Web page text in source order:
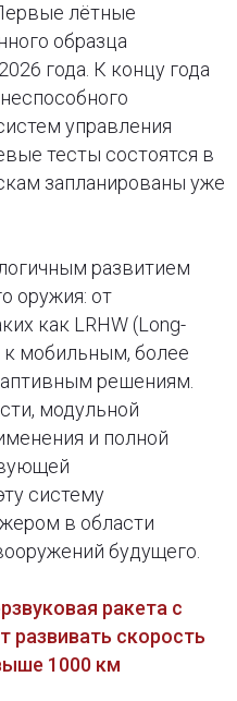
лётные
образца
года. К концу года
управления
тесты состоятся в
запланированы уже
развитием
оружия: от
как LRHW (Long-
к мобильным, более
решениям.
модульной
и полной
систему
в области
будущего.
ракета с
скорость
1000 км